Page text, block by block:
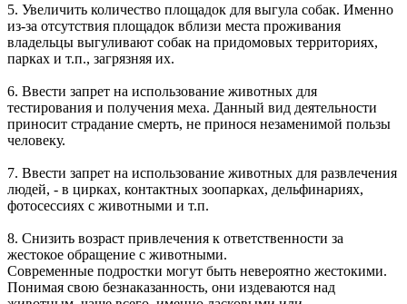
5. Увеличить количество площадок для выгула собак. Именно
из-за отсутствия площадок вблизи места проживания
владельцы выгуливают собак на придомовых территориях,
парках и т.п., загрязняя их.
6. Ввести запрет на использование животных для
тестирования и получения меха. Данный вид деятельности
приносит страдание смерть, не принося незаменимой пользы
человеку.
7. Ввести запрет на использование животных для развлечения
людей, - в цирках, контактных зоопарках, дельфинариях,
фотосессиях с животными и т.п.
8. Снизить возраст привлечения к ответственности за
жестокое обращение с животными.
Современные подростки могут быть невероятно жестокими.
Понимая свою безнаказанность, они издеваются над